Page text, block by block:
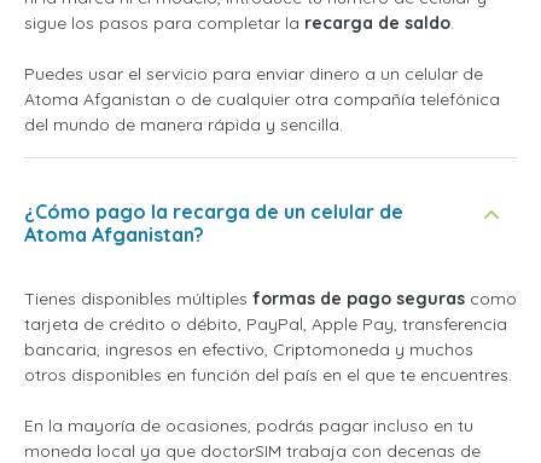
sigue los pasos para completar la recarga de saldo.
Puedes usar el servicio para enviar dinero a un celular de
Atoma Afganistan o de cualquier otra compañía telefónica
del mundo de manera rápida y sencilla.
¿Cómo pago la recarga de un celular de
Atoma Afganistan?
Tienes disponibles múltiples formas de pago seguras como
tarjeta de crédito o débito, PayPal, Apple Pay, transferencia
bancaria, ingresos en efectivo, Criptomoneda y muchos
otros disponibles en función del país en el que te encuentres.
En la mayoría de ocasiones, podrás pagar incluso en tu
moneda local ya que doctorSIM trabaja con decenas de